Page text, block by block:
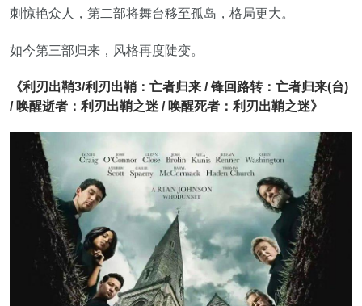
刺惊艳众人，第二部将舞台移至孤岛，格局更大。
如今第三部归来，风格再度陡变。
《利刃出鞘3/利刃出鞘：亡者归来 / 锋回路转：亡者归来(台)
/ 唤醒逝者：利刃出鞘之迷 / 唤醒死者：利刃出鞘之迷》